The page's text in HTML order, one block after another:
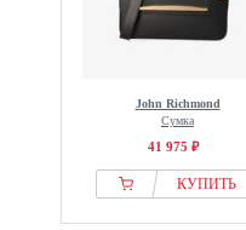
John Richmond
Сумка
41 975 ₽
КУПИТЬ